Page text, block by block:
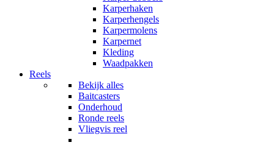
Karperhaken
Karperhengels
Karpermolens
Karpernet
Kleding
Waadpakken
Reels
Bekijk alles
Baitcasters
Onderhoud
Ronde reels
Vliegvis reel